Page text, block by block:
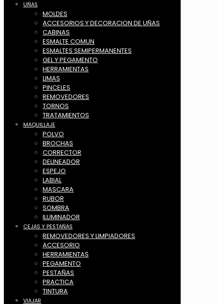
UÑAS
MOLDES
ACCESORIOS Y DECORACION DE UÑAS
CABINAS
ESMALTE COMUN
ESMALTES SEMIPERMANENTES
GEL Y PEGAMENTO
HERRAMIENTAS
LIMAS
PINCELES
REMOVEDORES
TORNOS
TRATAMIENTOS
MAQUILLAJE
POLVO
BROCHAS
CORRECTOR
DELINEADOR
ESPEJO
LABIAL
MASCARA
RUBOR
SOMBRA
ILUMINADOR
CEJAS Y PESTAÑAS
REMOVEDORES Y LIMPIADORES
ACCESORIO
HERRAMIENTAS
PEGAMENTO
PESTAÑAS
PRACTICA
TINTURA
VIAJAR